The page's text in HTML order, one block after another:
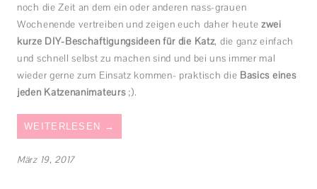
noch die Zeit an dem ein oder anderen nass-grauen
Wochenende vertreiben und zeigen euch daher heutezwei
kurze DIY-Beschäftigungsideen für die Katz, die ganz einfach
und schnell selbst zu machen sind und bei uns immer mal
wieder gerne zum Einsatz kommen- praktisch die Basics eines
jeden Katzenanimateurs;).
WEITERLESEN →
März 19, 2017